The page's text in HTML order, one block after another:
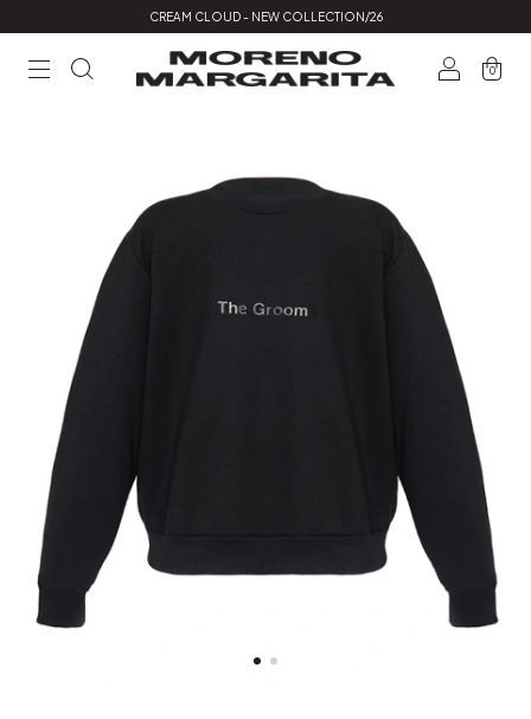
CREAM CLOUD - NEW COLLECTION/26
0